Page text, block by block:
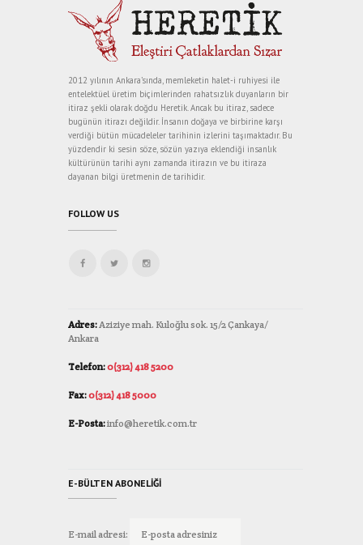
2012 yılının Ankara’sında, memleketin halet-i ruhiyesi ile
entelektüel üretim biçimlerinden rahatsızlık duyanların bir
itiraz şekli olarak doğdu Heretik. Ancak bu itiraz, sadece
bugünün itirazı değildir. İnsanın doğaya ve birbirine karşı
verdiği bütün mücadeleler tarihinin izlerini taşımaktadır. Bu
yüzdendir ki sesin söze, sözün yazıya eklendiği insanlık
kültürünün tarihi aynı zamanda itirazın ve bu itiraza
dayanan bilgi üretmenin de tarihidir.
FOLLOW US
Adres: Aziziye mah. Kuloğlu sok. 15/2 Çankaya/
Ankara
Telefon:0(312) 418 5200
Fax:0(312) 418 5000
E-Posta:info@heretik.com.tr
E-BÜLTEN ABONELIĞI
E-mail adresi: